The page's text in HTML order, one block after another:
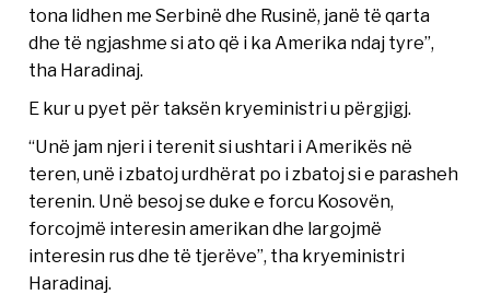
tona lidhen me Serbinë dhe Rusinë, janë të qarta
dhe të ngjashme si ato që i ka Amerika ndaj tyre”,
tha Haradinaj.
E kur u pyet për taksën kryeministri u përgjigj.
“Unë jam njeri i terenit si ushtari i Amerikës në
teren, unë i zbatoj urdhërat po i zbatoj si e parasheh
terenin. Unë besoj se duke e forcu Kosovën,
forcojmë interesin amerikan dhe largojmë
interesin rus dhe të tjerëve”, tha kryeministri
Haradinaj.